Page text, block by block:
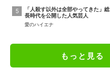
「人殺す以外は全部やってきた」総
長時代を公開した人気芸人
愛のハイエナ
もっと見る